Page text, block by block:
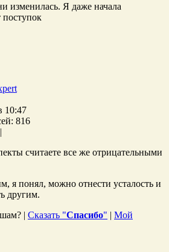
изменилась. Я даже начала
поступок
10:47
816
|
считаете все же отрицательными
я понял, можно отнести усталость и
другим.
| Сказать "Спасибо" | Мой